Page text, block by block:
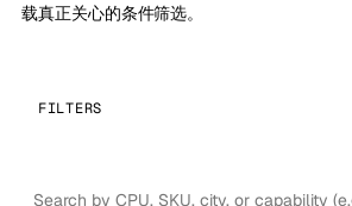
载真正关心的条件筛选。
FILTERS